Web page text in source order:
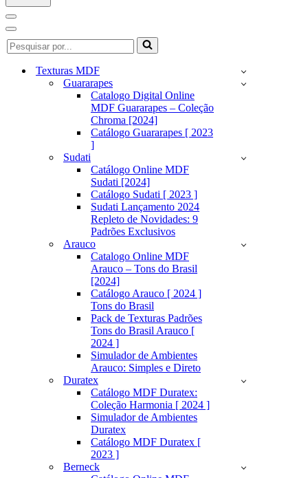
Menu
de
navegação
Menu
de
navegação
Pesquisar
por...
Texturas MDF
Guararapes
Catalogo Digital Online
MDF Guararapes – Coleção
Chroma [2024]
Catálogo Guararapes [ 2023
]
Sudati
Catálogo Online MDF
Sudati [2024]
Catálogo Sudati [ 2023 ]
Sudati Lançamento 2024
Repleto de Novidades: 9
Padrões Exclusivos
Arauco
Catalogo Online MDF
Arauco – Tons do Brasil
[2024]
Catálogo Arauco [ 2024 ]
Tons do Brasil
Pack de Texturas Padrões
Tons do Brasil Arauco [
2024 ]
Simulador de Ambientes
Arauco: Simples e Direto
Duratex
Catálogo MDF Duratex:
Coleção Harmonia [ 2024 ]
Simulador de Ambientes
Duratex
Catálogo MDF Duratex [
2023 ]
Berneck